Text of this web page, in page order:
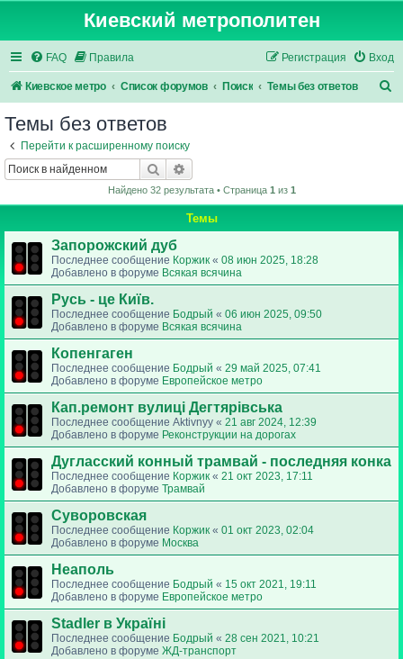
Киевский метрополитен
FAQ Правила Вход
Регистрация
Киевское метро Список форумов Поиск Темы без ответов
Темы без ответов
Перейти к расширенному поиску
Поиск
Найдено 32 результата • Страница 1из 1
Темы
Запорожский дуб
Последнее сообщение Коржик « 08 июн 2025, 18:28
Добавлено в форуме Всякая всячина
Русь - це Київ.
Последнее сообщение Бодрый « 06 июн 2025, 09:50
Добавлено в форуме Всякая всячина
Копенгаген
Последнее сообщение Бодрый « 29 май 2025, 07:41
Добавлено в форуме Европейское метро
Кап.ремонт вулиці Дегтярівська
Последнее сообщение Aktivnyy « 21 авг 2024, 12:39
Добавлено в форуме Реконструкции на дорогах
Дугласский конный трамвай - последняя конка
Последнее сообщение Коржик « 21 окт 2023, 17:11
Добавлено в форуме Трамвай
Суворовская
Последнее сообщение Коржик « 01 окт 2023, 02:04
Добавлено в форуме Москва
Неаполь
Последнее сообщение Бодрый « 15 окт 2021, 19:11
Добавлено в форуме Европейское метро
Stadler в Україні
Последнее сообщение Бодрый « 28 сен 2021, 10:21
Добавлено в форуме ЖД-транспорт